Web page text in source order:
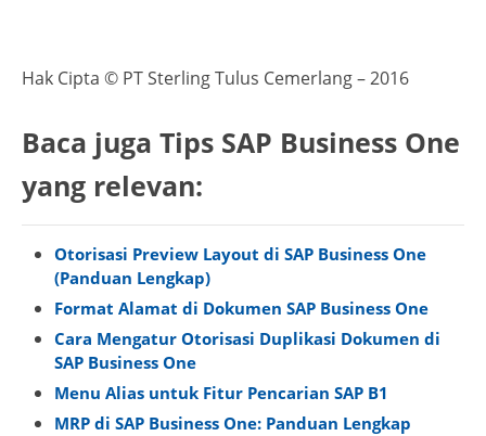
Hak Cipta © PT Sterling Tulus Cemerlang – 2016
Baca juga Tips SAP Business One
yang relevan:
Otorisasi Preview Layout di SAP Business One
(Panduan Lengkap)
Format Alamat di Dokumen SAP Business One
Cara Mengatur Otorisasi Duplikasi Dokumen di
SAP Business One
Menu Alias untuk Fitur Pencarian SAP B1
MRP di SAP Business One: Panduan Lengkap